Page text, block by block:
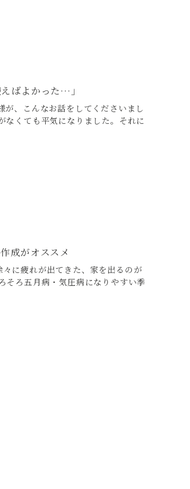
ばよかった…」
、こんなお話をしてくださいまし
なくても平気になりました。それに
成がオススメ
に疲れが出てきた、家を出るのが
ろ五月病・気圧病になりやすい季